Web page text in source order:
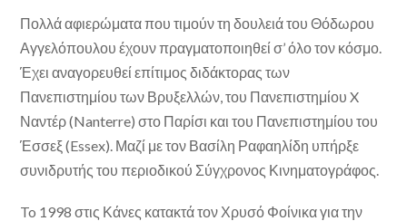
Πολλά αφιερώματα που τιμούν τη δουλειά του Θόδωρου
Αγγελόπουλου έχουν πραγματοποιηθεί σ’ όλο τον κόσμο.
Έχει αναγορευθεί επίτιμος διδάκτορας των
Πανεπιστημίου των Βρυξελλών, του Πανεπιστημίου X
Ναντέρ (Nanterre) στο Παρίσι και του Πανεπιστημίου του
Έσσεξ (Essex). Μαζί με τον Βασίλη Ραφαηλίδη υπήρξε
συνιδρυτής του περιοδικού Σύγχρονος Κινηματογράφος.
To 1998 στις Κάνες κατακτά τον Χρυσό Φοίνικα για την